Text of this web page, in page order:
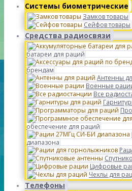
Системы биометрические
Замков товары
Сейфов товары
Средства радиосвязи
батареи для раций
брендам
Антенны
Военные
Все
обеспечение для раций
диапазона
Цифровые
Чехлы для
Телефоны